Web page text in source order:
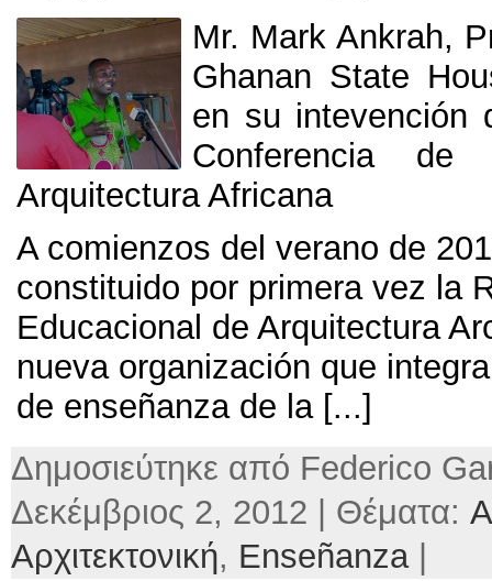
Mr. Mark Ankrah,
Ghanan State
en su intevención
Conferencia de
Arquitectura Africana
A comienzos del verano de
constituido por primera vez la
Educacional de Arquitectura
nueva organización que
de enseñanza de la[...]
Δημοσιεύτηκε από Federico
Δεκέμβριος 2, 2012 | Θέματα:
Αρχιτεκτονική, Enseñanza|